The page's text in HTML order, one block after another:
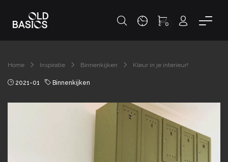
0
Home Inspiratie Binnenkijken Kleur in je interieur!
2021-01 Binnenkijken